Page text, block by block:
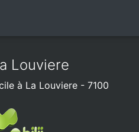
Louviere
à La Louviere - 7100